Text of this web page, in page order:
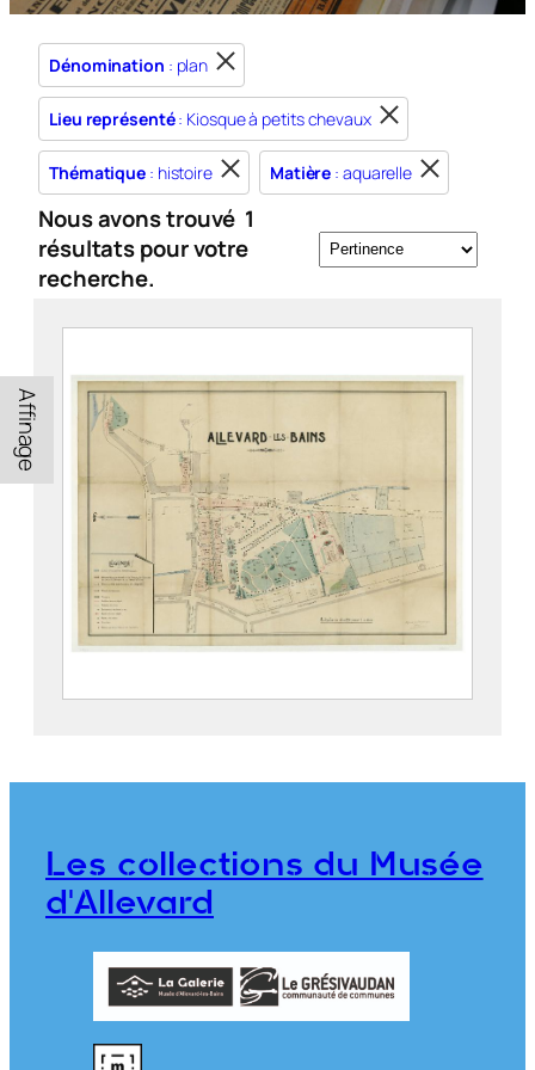
Dénomination : plan
Lieu représenté: Kiosque à petits chevaux
Thématique : histoire Matière : aquarelle
Nous avons trouvé 1
résultats pour votre
recherche.
Affinage
Parc thermal d’Allevard
Les collections du Musée
d'Allevard